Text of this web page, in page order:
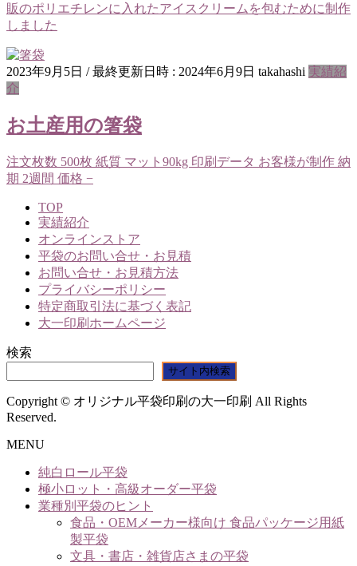
販のポリエチレンに入れたアイスクリームを包むために制作
しました
2023年9月5日 / 最終更新日時 : 2024年6月9日 takahashi 実績紹
介
お土産用の箸袋
注文枚数 500枚 紙質 マット90kg 印刷データ お客様が制作 納
期 2週間 価格 −
TOP
実績紹介
オンラインストア
平袋のお問い合せ・お見積
お問い合せ・お見積方法
プライバシーポリシー
特定商取引法に基づく表記
大一印刷ホームページ
検索
サイト内検索
Copyright © オリジナル平袋印刷の大一印刷 All Rights
Reserved.
MENU
純白ロール平袋
極小ロット・高級オーダー平袋
業種別平袋のヒント
食品・OEMメーカー様向け 食品パッケージ用紙
製平袋
文具・書店・雑貨店さまの平袋